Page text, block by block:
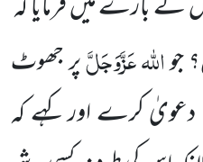
جواللہعَزَّوَجَلَّپر جھوٹ
دعویٰ کرے اور کہے کہ